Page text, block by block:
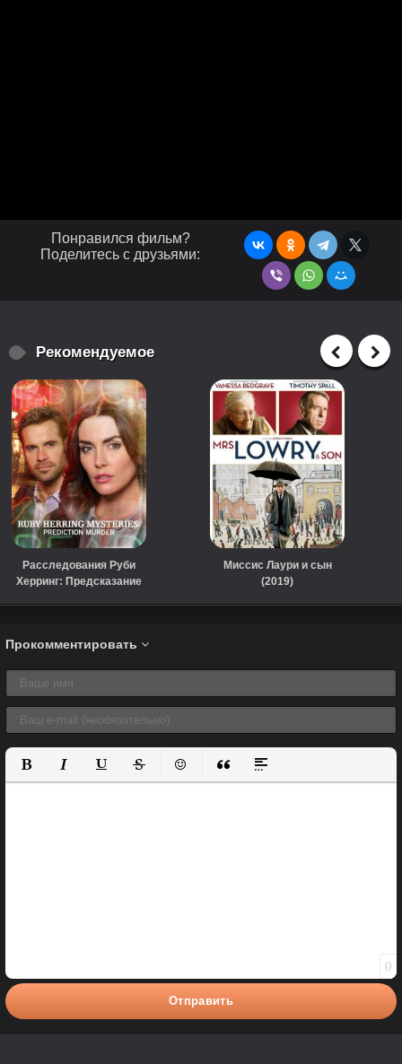
Понравился фильм?
Поделитесь с друзьями:
Рекомендуемое
Расследования Руби
Херринг: Предсказание
Миссис Лаури и сын
(2019)
Прокомментировать
Полужирный
КурсивПодчеркнутый
ЗачеркнутыйВставить смайлик
Вставка цитаты
Вставка спойлера
0
Отправить